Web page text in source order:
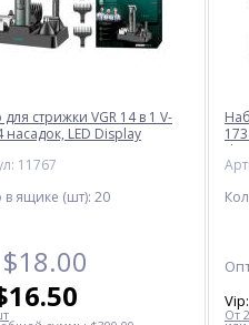
стрижки VGR 14 в 1 V-
насадок, LED Display
11767
в ящике (шт): 20
$18.00
16.50 Vip:
От